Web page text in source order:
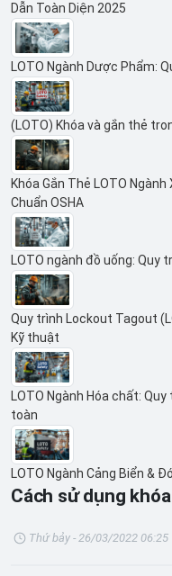
Dẫn Toàn Diện 2025
LOTO Ngành Dược Phẩm:
(LOTO) Khóa và gắn thẻ
Khóa Gắn Thẻ LOTO
Chuẩn OSHA
LOTO ngành đồ uống: Quy
Quy trình Lockout Tagout
Kỹ thuật
LOTO Ngành Hóa chất:
toàn
LOTO Ngành Cảng Biển &
Cách sử dụng
Thứ bảy - 26/03/2022 06:25